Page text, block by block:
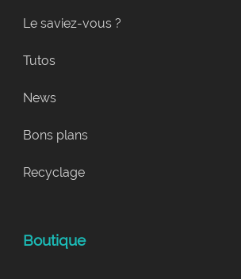
Le saviez-vous ?
Tutos
News
Bons plans
Recyclage
Boutique